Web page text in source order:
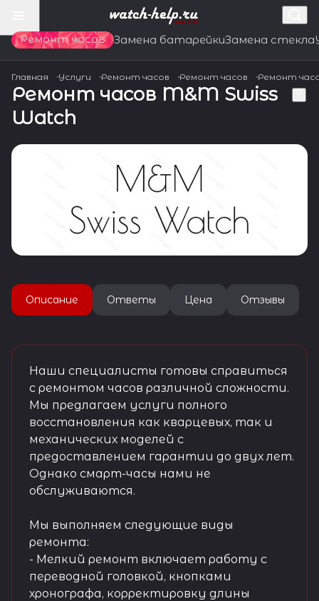
Ремонт часов Замена батарейкиЗамена стекла
Главная Услуги Ремонт часов Ремонт часов Ремонт
Ремонт часов M&M Swiss
Watch
Описание Ответы Цена Отзывы
Наши специалисты готовы справиться
с ремонтом часов различной сложности.
Мы предлагаем услуги полного
восстановления как кварцевых, так и
механических моделей с
предоставлением гарантии до двух лет.
Однако смарт-часы нами не
обслуживаются.
Мы выполняем следующие виды
ремонта:
- Мелкий ремонт включает работу с
переводной головкой, кнопками
хронографа, корректировку длины